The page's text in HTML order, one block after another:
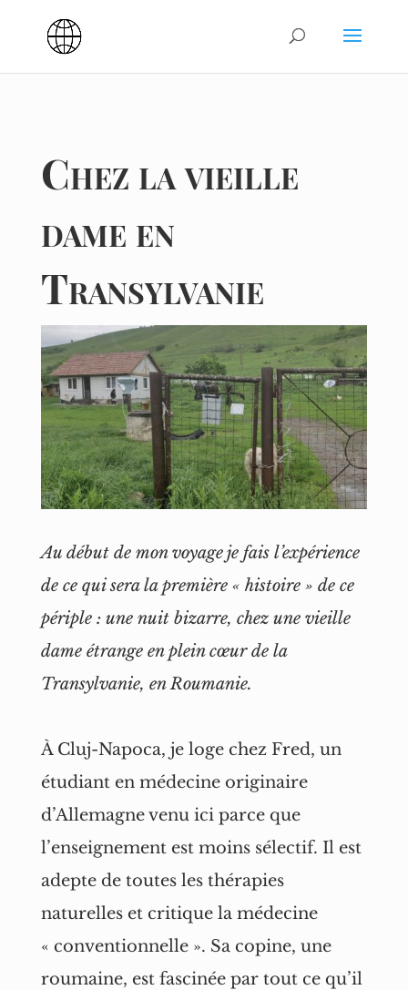
Chez la vieille
dame en
Transylvanie
Au début de mon voyage je fais l’expérience
de ce qui sera la première « histoire » de ce
périple : une nuit bizarre, chez une vieille
dame étrange en plein cœur de la
Transylvanie, en Roumanie.
À Cluj-Napoca, je loge chez Fred, un
étudiant en médecine originaire
d’Allemagne venu ici parce que
l’enseignement est moins sélectif. Il est
adepte de toutes les thérapies
naturelles et critique la médecine
« conventionnelle ». Sa copine, une
roumaine, est fascinée par tout ce qu’il